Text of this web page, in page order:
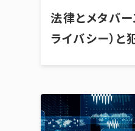
法律とメタバ
ライバシー）と